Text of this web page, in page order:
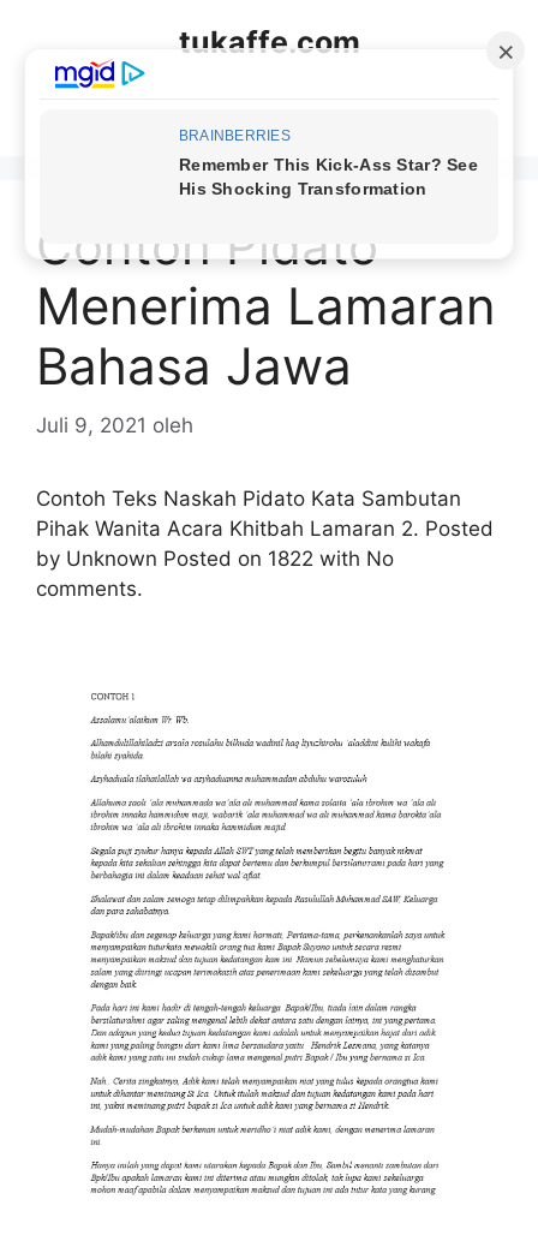
tukaffe.com
Contoh Pidato
Menerima Lamaran
Bahasa Jawa
Juli 9, 2021 oleh
Contoh Teks Naskah Pidato Kata Sambutan
Pihak Wanita Acara Khitbah Lamaran 2. Posted
by Unknown Posted on 1822 with No
comments.